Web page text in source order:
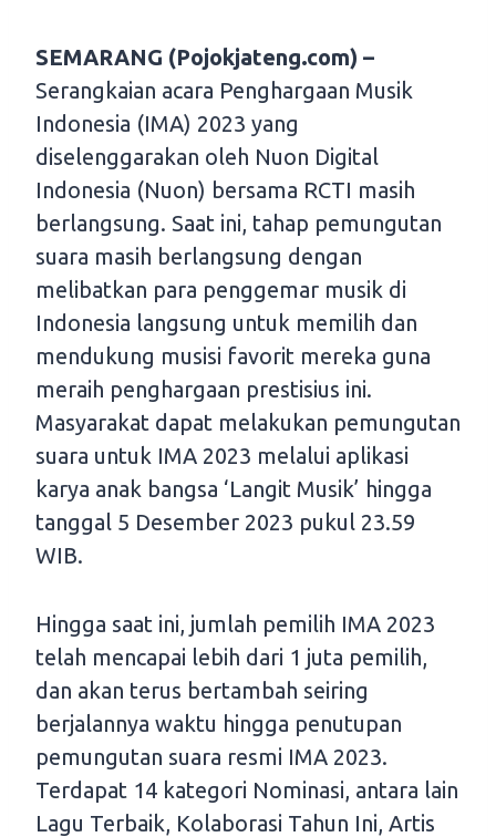
SEMARANG (Pojokjateng.com) –
Serangkaian acara Penghargaan Musik
Indonesia (IMA) 2023 yang
diselenggarakan oleh Nuon Digital
Indonesia (Nuon) bersama RCTI masih
berlangsung. Saat ini, tahap pemungutan
suara masih berlangsung dengan
melibatkan para penggemar musik di
Indonesia langsung untuk memilih dan
mendukung musisi favorit mereka guna
meraih penghargaan prestisius ini.
Masyarakat dapat melakukan pemungutan
suara untuk IMA 2023 melalui aplikasi
karya anak bangsa ‘Langit Musik’ hingga
tanggal 5 Desember 2023 pukul 23.59
WIB.
Hingga saat ini, jumlah pemilih IMA 2023
telah mencapai lebih dari 1 juta pemilih,
dan akan terus bertambah seiring
berjalannya waktu hingga penutupan
pemungutan suara resmi IMA 2023.
Terdapat 14 kategori Nominasi, antara lain
Lagu Terbaik, Kolaborasi Tahun Ini, Artis